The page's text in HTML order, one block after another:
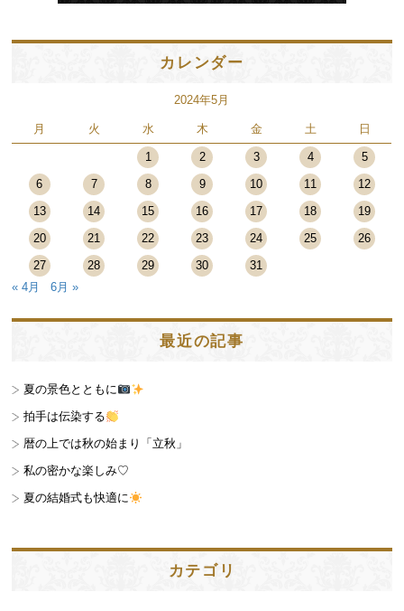
カレンダー
2024年5月
月 火 水 木 金 土 日
1 2 3 4
5
6
7 8 9 10 11
12
13
14 15 16 17 18
19
20
21 22 23 24 25
26
27
28 29 30
31
« 4月
6月 »
最近の記事
夏の景色とともに
拍手は伝染する
暦の上では秋の始まり「立秋」
私の密かな楽しみ♡
夏の結婚式も快適に
カテゴリ